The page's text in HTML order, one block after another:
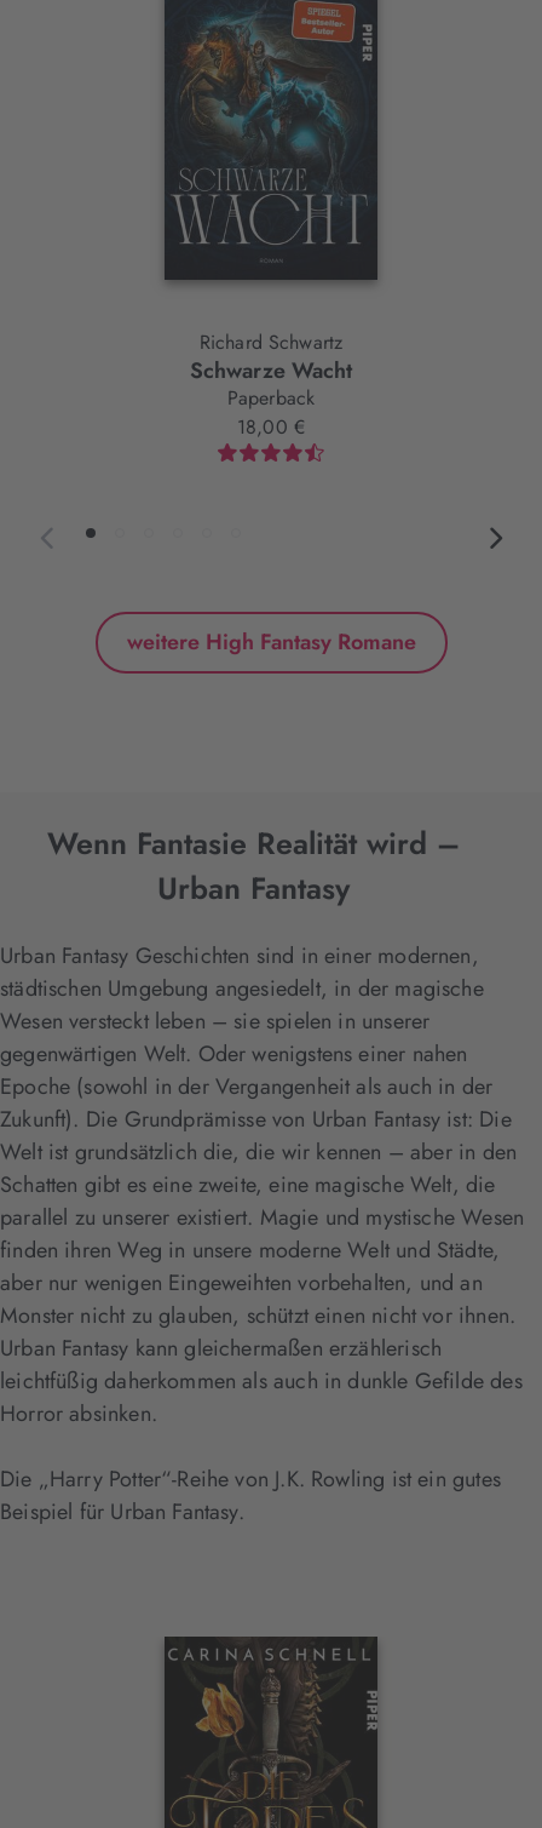
Richard Schwartz
Schwarze Wacht
Paperback
18,00 €
weitere High Fantasy Romane
Wenn Fantasie Realität wird –
Urban Fantasy
Urban Fantasy Geschichten sind in einer modernen,
städtischen Umgebung angesiedelt, in der magische
Wesen versteckt leben – sie spielen in unserer
gegenwärtigen Welt. Oder wenigstens einer nahen
Epoche (sowohl in der Vergangenheit als auch in der
Zukunft). Die Grundprämisse von Urban Fantasy ist: Die
Welt ist grundsätzlich die, die wir kennen – aber in den
Schatten gibt es eine zweite, eine magische Welt, die
parallel zu unserer existiert. Magie und mystische Wesen
finden ihren Weg in unsere moderne Welt und Städte,
aber nur wenigen Eingeweihten vorbehalten, und an
Monster nicht zu glauben, schützt einen nicht vor ihnen.
Urban Fantasy kann gleichermaßen erzählerisch
leichtfüßig daherkommen als auch in dunkle Gefilde des
Horror absinken.
Die „Harry Potter“-Reihe von J.K. Rowling ist ein gutes
Beispiel für Urban Fantasy.
Interaktives